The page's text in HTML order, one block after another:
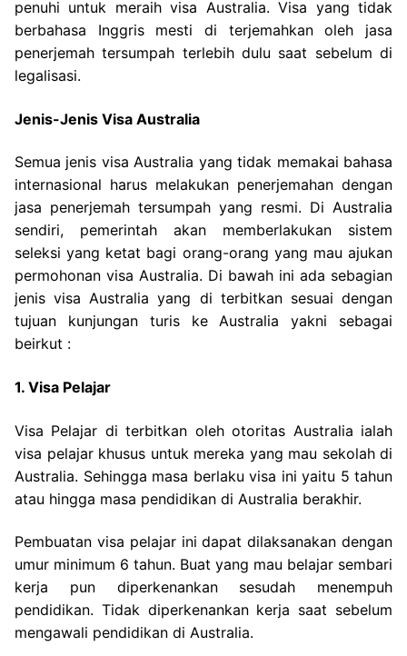
penuhi untuk meraih visa Australia. Visa yang tidak
berbahasa Inggris mesti di terjemahkan oleh jasa
penerjemah tersumpah terlebih dulu saat sebelum di
legalisasi.
Jenis-Jenis Visa Australia
Semua jenis visa Australia yang tidak memakai bahasa
internasional harus melakukan penerjemahan dengan
jasa penerjemah tersumpah yang resmi. Di Australia
sendiri, pemerintah akan memberlakukan sistem
seleksi yang ketat bagi orang-orang yang mau ajukan
permohonan visa Australia. Di bawah ini ada sebagian
jenis visa Australia yang di terbitkan sesuai dengan
tujuan kunjungan turis ke Australia yakni sebagai
beirkut :
1. Visa Pelajar
Visa Pelajar di terbitkan oleh otoritas Australia ialah
visa pelajar khusus untuk mereka yang mau sekolah di
Australia. Sehingga masa berlaku visa ini yaitu 5 tahun
atau hingga masa pendidikan di Australia berakhir.
Pembuatan visa pelajar ini dapat dilaksanakan dengan
umur minimum 6 tahun. Buat yang mau belajar sembari
kerja pun diperkenankan sesudah menempuh
pendidikan. Tidak diperkenankan kerja saat sebelum
mengawali pendidikan di Australia.